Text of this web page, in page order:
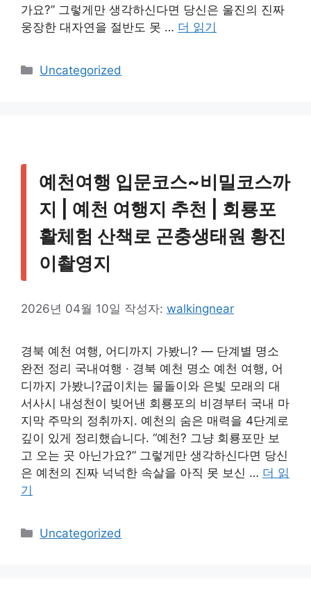
가요?” 그렇게만 생각하신다면 당신은 울진의 진짜
웅장한 대자연을 절반도 못 … 더 읽기
카
Uncategorized
예천여행 입문코스~비밀코스까
지 | 예천 여행지 추천 | 회룡포
활체험 산책로 곤충생태원 황진
이촬영지
2026년 04월 10일 작성자: walkingnear
경북 예천 여행, 어디까지 가봤니? — 단계별 명소
완전 정리 국내여행 · 경북 예천 명소 예천 여행, 어
디까지 가봤니?굽이치는 물돌이와 은빛 모래의 대
서사시 내성천이 빚어낸 회룡포의 비경부터 국내 마
지막 주막의 정취까지. 예천의 숨은 매력을 4단계로
깊이 있게 정리했습니다. “예천? 그냥 회룡포만 보
고 오는 곳 아닌가요?” 그렇게만 생각하신다면 당신
은 예천의 진짜 넉넉한 속살을 아직 못 보신 … 더 읽
기
카
Uncategorized